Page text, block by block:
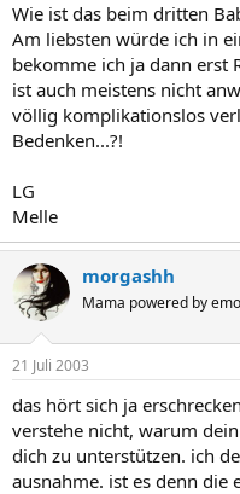
Wie ist das beim dritten
Am liebsten würde ich in
bekomme ich ja dann erst
ist auch meistens nicht
völlig komplikationslos
Bedenken...?!
LG
Melle
morgashh
Mama powered by
21 Juli 2003
das hört sich ja
verstehe nicht, warum
dich zu unterstützen. ich
ausnahme. ist es denn die